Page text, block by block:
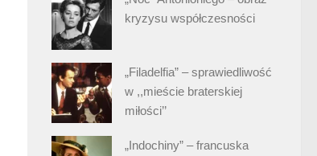
kryzysu współczesności
„Filadelfia” – sprawiedliwość
w ,,mieście braterskiej
miłości’’
„Indochiny” – francuska